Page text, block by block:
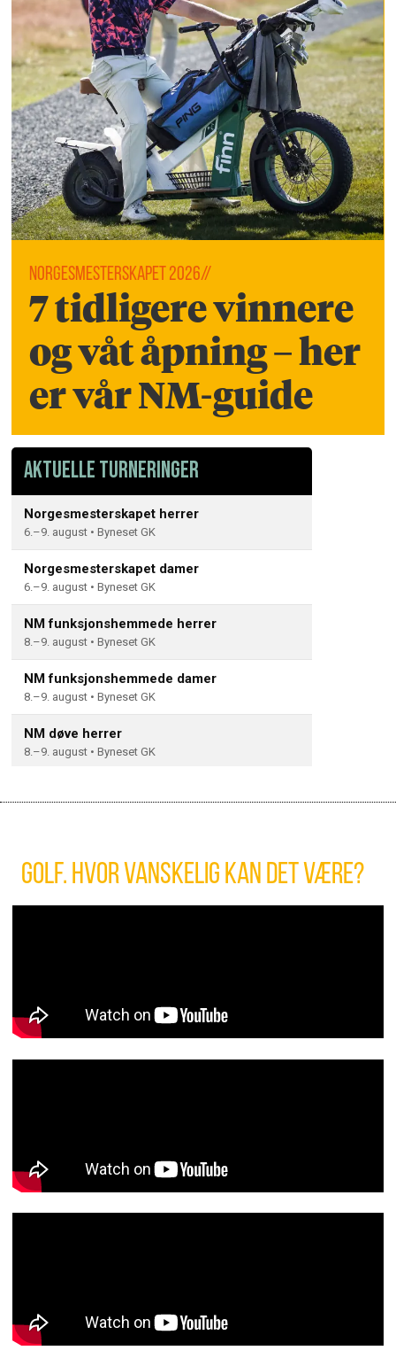
Norgesmesterskapet 2026//
7 tidligere vinnere
og våt åpning – her
er vår NM-guide
Golf. Hvor vanskelig kan det være?